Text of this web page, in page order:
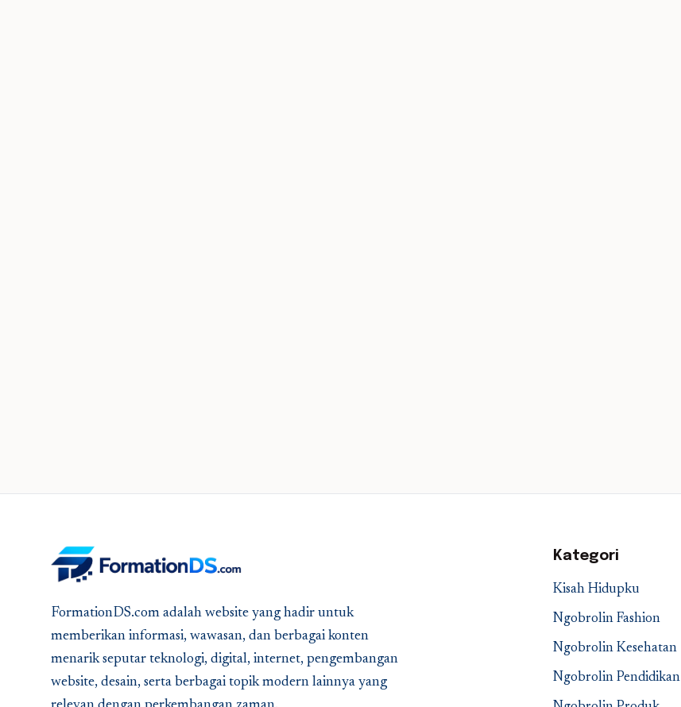
FormationDS.com adalah website yang hadir untuk
memberikan informasi, wawasan, dan berbagai konten
menarik seputar teknologi, digital, internet, pengembangan
website, desain, serta berbagai topik modern lainnya yang
Kategori
Kisah Hidupku
Ngobrolin Fashion
Ngobrolin Kesehatan
Ngobrolin Pendidikan